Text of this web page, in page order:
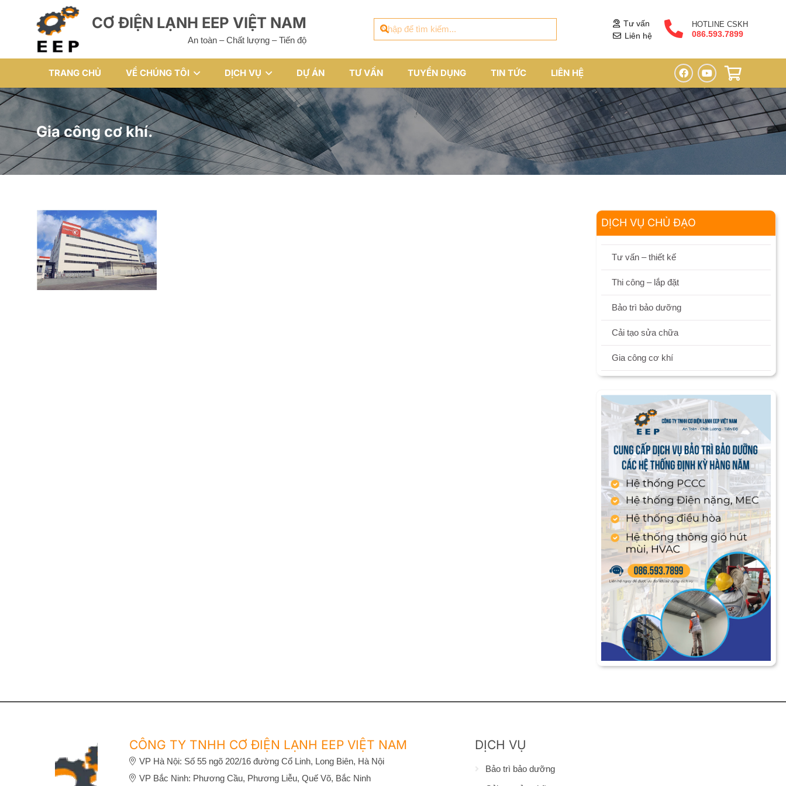
CƠ ĐIỆN LẠNH EEP VIỆT NAM
An toàn – Chất lượng – Tiến độ
Tư vấn
Liên hệ
HOTLINE CSKH
086.593.7899
TRANG CHỦ VỀ CHÚNG TÔI DỊCH VỤ DỰ ÁN TƯ VẤN TUYỂN DỤNG TIN TỨC LIÊN HỆ
Gia công cơ khí.
DỊCH VỤ CHỦ ĐẠO
Tư vấn – thiết kế
Thi công – lắp đặt
Bảo trì bảo dưỡng
Cải tạo sửa chữa
Gia công cơ khí
CÔNG TY TNHH CƠ ĐIỆN LẠNH EEP VIỆT NAM
VP Hà Nội: Số 55 ngõ 202/16 đường Cổ Linh, Long Biên, Hà Nội
VP Bắc Ninh: Phương Cầu, Phương Liễu, Quế Võ, Bắc Ninh
DỊCH VỤ
Bảo trì bảo dưỡng